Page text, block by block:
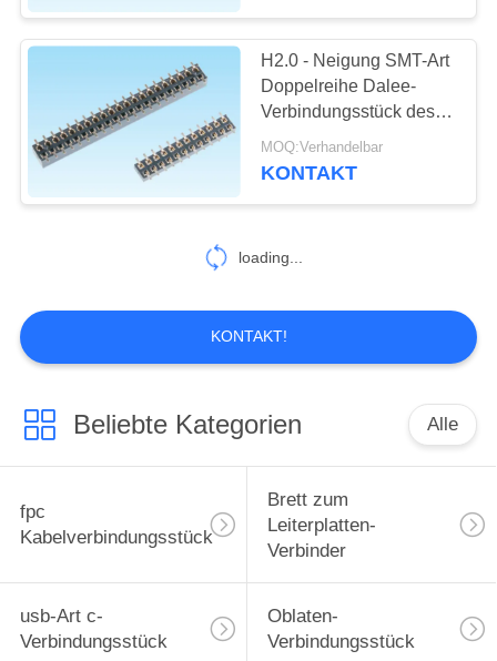
H2.0 - Neigung SMT-Art
Doppelreihe Dalee-
Verbindungsstück des
4.6mm Frau-Titel-
Verbindungsstück-
MOQ:Verhandelbar
KONTAKT
loading...
KONTAKT!
Beliebte Kategorien Alle
fpc
Kabelverbindungsstück
Brett zum
Leiterplatten-
Verbinder
usb-Art c-
Verbindungsstück
Oblaten-
Verbindungsstück